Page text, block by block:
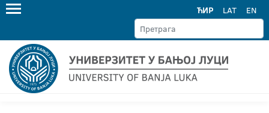
ЋИР LAT EN